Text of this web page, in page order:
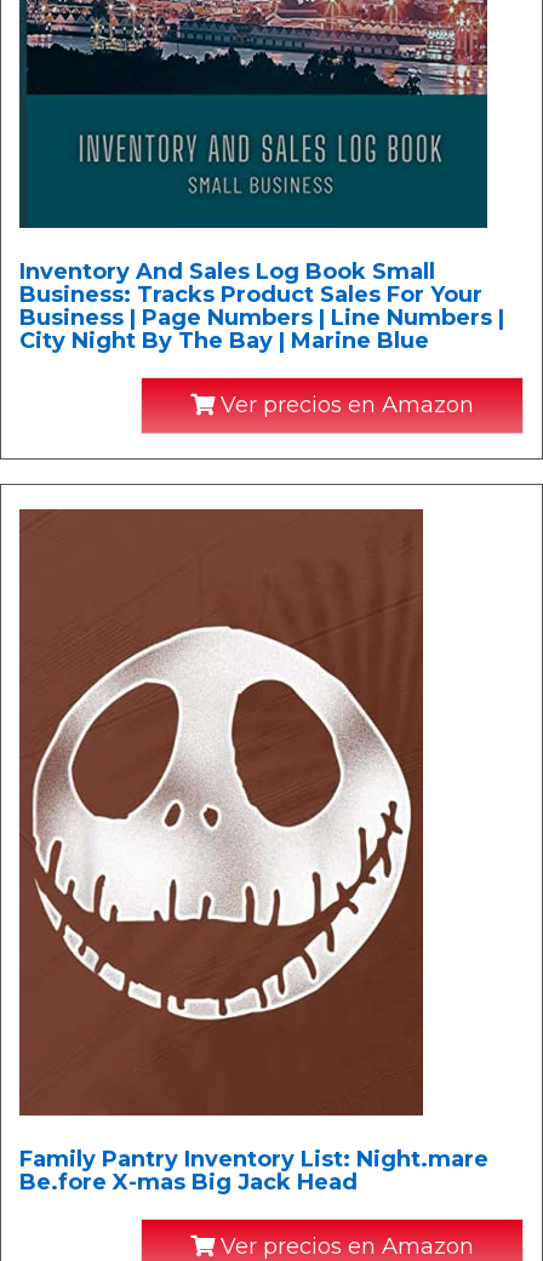
Inventory And Sales Log Book Small
Business: Tracks Product Sales For Your
Business | Page Numbers | Line Numbers |
City Night By The Bay | Marine Blue
Ver precios en Amazon
Family Pantry Inventory List: Night.mare
Be.fore X-mas Big Jack Head
Ver precios en Amazon